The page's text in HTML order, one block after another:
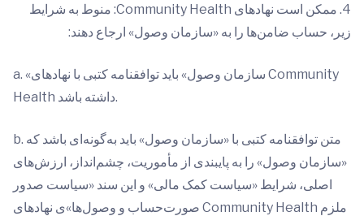
4. ممکن است نهادهای Community Health: منوط به شرایط
زیر، حساب ضامن‌ها را به «سازمان وصول» ارجاع دهند:
a. «سازمان وصول» باید توافقنامه کتبی با نهادهای Community
Health داشته باشد.
b. متن توافقنامه کتبی با «سازمان وصول» باید به‌گونه‌ای باشد که
«سازمان وصول» را به پایبندی از مأموریت، چشم‌انداز، ارزش‌های
اصلی، شرایط «سیاست کمک مالی» و این سند «سیاست صدور
صورت‌حساب و وصول‌ها»ی نهادهای Community Health ملزم